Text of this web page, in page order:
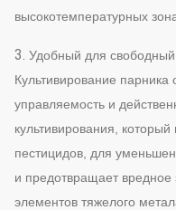
высокотемпературных
3. Удобный для свободный
Культивирование парника
управляемость и
культивирования,
пестицидов, для
и предотвращает вредное
элементов тяжелого